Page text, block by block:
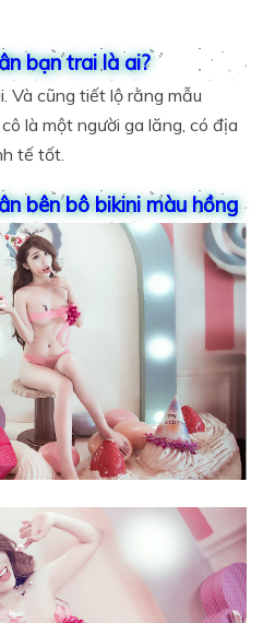
bạn trai là ai?
Và cũng tiết lộ rằng mẫu
là một người ga lăng, có địa
tế tốt.
bên bô bikini màu hồng